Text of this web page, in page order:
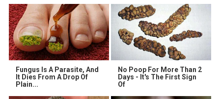
Fungus Is A Parasite, And
It Dies From A Drop Of
Plain...
No Poop For More Than 2
Days - It's The First Sign
Of